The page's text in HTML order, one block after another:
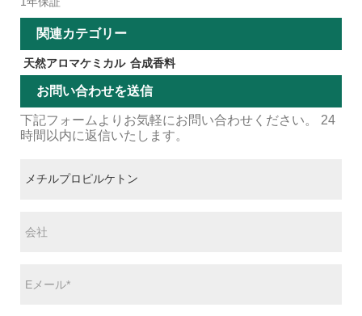
関連カテゴリー
天然アロマケミカル 合成香料
お問い合わせを送信
下記フォームよりお気軽にお問い合わせください。 24
時間以内に返信いたします。